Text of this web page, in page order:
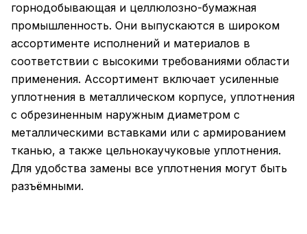
горнодобывающая и целлюлозно-бумажная
промышленность. Они выпускаются в широком
ассортименте исполнений и материалов в
соответствии с высокими требованиями области
применения. Ассортимент включает усиленные
уплотнения в металлическом корпусе, уплотнения
с обрезиненным наружным диаметром с
металлическими вставками или с армированием
тканью, а также цельнокаучуковые уплотнения.
Для удобства замены все уплотнения могут быть
разъёмными.